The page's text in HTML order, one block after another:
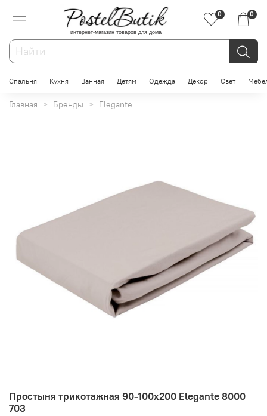
интернет-магазин товаров для дома
0 0
Спальня Кухня Ванная Детям Одежда Декор Свет
Главная Бренды Elegante
Простыня трикотажная 90-100х200 Elegante 8000
703